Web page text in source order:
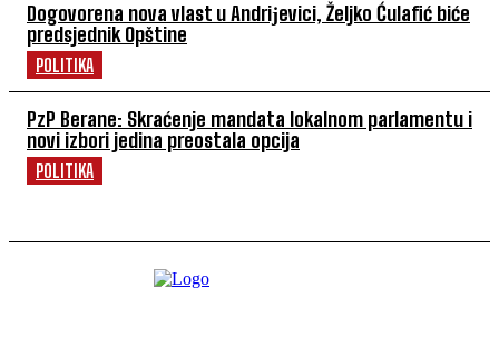
Dogovorena nova vlast u Andriјevici, Željko Ćulafić biće
predsjednik Opštine
POLITIKA
PzP Berane: Skraćenje mandata lokalnom parlamentu i
novi izbori jedina preostala opcija
POLITIKA